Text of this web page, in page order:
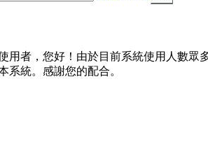
用者，您好！由於目前系統使用人數眾
系統。感謝您的配合。